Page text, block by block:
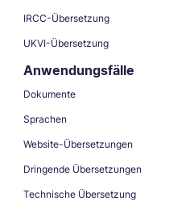
IRCC-Übersetzung
UKVI-Übersetzung
Anwendungsfälle
Dokumente
Sprachen
Website-Übersetzungen
Dringende Übersetzungen
Technische Übersetzung